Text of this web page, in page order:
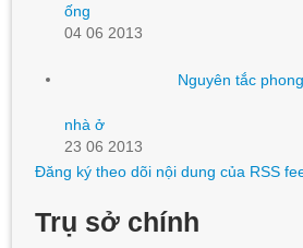
ống
04 06 2013
Nguyên tắc
nhà ở
23 06 2013
Đăng ký theo dõi nội dung của RSS
Trụ sở chính